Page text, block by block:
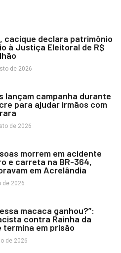
cacique declara patrimônio
à Justiça Eleitoral de R$
de 2026
lançam campanha durante
para ajudar irmãos com
de 2026
morrem em acidente
e carreta na BR-364,
em Acrelândia
de 2026
macaca ganhou?”:
contra Rainha da
termina em prisão
de 2026